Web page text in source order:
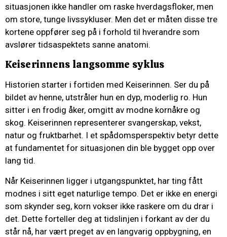
situasjonen ikke handler om raske hverdagsfloker, men
om store, tunge livssykluser. Men det er måten disse tre
kortene oppfører seg på i forhold til hverandre som
avslører tidsaspektets sanne anatomi.
Keiserinnens langsomme syklus
Historien starter i fortiden med Keiserinnen. Ser du på
bildet av henne, utstråler hun en dyp, moderlig ro. Hun
sitter i en frodig åker, omgitt av modne kornåkre og
skog. Keiserinnen representerer svangerskap, vekst,
natur og fruktbarhet. I et spådomsperspektiv betyr dette
at fundamentet for situasjonen din ble bygget opp over
lang tid.
Når Keiserinnen ligger i utgangspunktet, har ting fått
modnes i sitt eget naturlige tempo. Det er ikke en energi
som skynder seg, korn vokser ikke raskere om du drar i
det. Dette forteller deg at tidslinjen i forkant av der du
står nå, har vært preget av en langvarig oppbygning, en